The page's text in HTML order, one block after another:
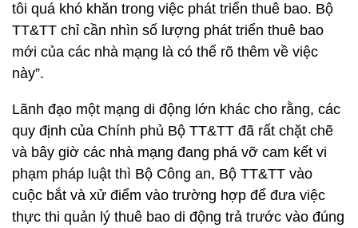
tôi quá khó khăn trong việc phát triển thuê bao. Bộ
TT&TT chỉ cần nhìn số lượng phát triển thuê bao
mới của các nhà mạng là có thể rõ thêm về việc
này”.
Lãnh đạo một mạng di động lớn khác cho rằng, các
quy định của Chính phủ Bộ TT&TT đã rất chặt chẽ
và bây giờ các nhà mạng đang phá vỡ cam kết vi
phạm pháp luật thì Bộ Công an, Bộ TT&TT vào
cuộc bắt và xử điểm vào trường hợp để đưa việc
thực thi quản lý thuê bao di động trả trước vào đúng